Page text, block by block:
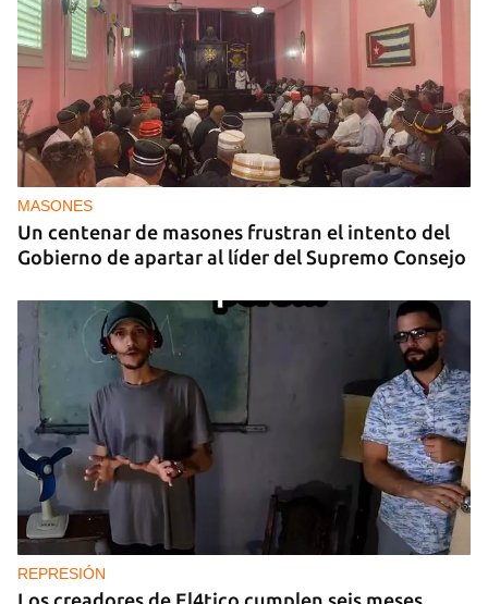
MASONES
Un centenar de masones frustran el intento del
Gobierno de apartar al líder del Supremo Consejo
REPRESIÓN
Los creadores de El4tico cumplen seis meses